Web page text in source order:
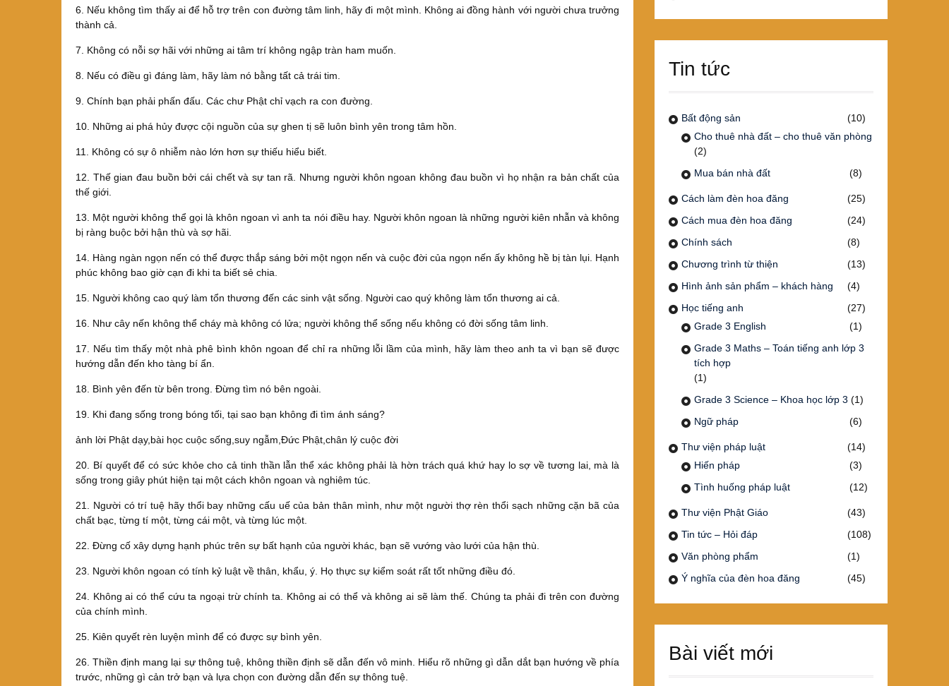
6. Nếu không tìm thấy ai để hỗ trợ trên con đường tâm linh, hãy đi một mình. Không ai đồng hành với người chưa trưởng
thành cả.
7. Không có nỗi sợ hãi với những ai tâm trí không ngập tràn ham muốn.
8. Nếu có điều gì đáng làm, hãy làm nó bằng tất cả trái tim.
9. Chính bạn phải phấn đấu. Các chư Phật chỉ vạch ra con đường.
10. Những ai phá hủy được cội nguồn của sự ghen tị sẽ luôn bình yên trong tâm hồn.
11. Không có sự ô nhiễm nào lớn hơn sự thiếu hiểu biết.
12. Thế gian đau buồn bởi cái chết và sự tan rã. Nhưng người khôn ngoan không đau buồn vì họ nhận ra bản chất của
thế giới.
13. Một người không thể gọi là khôn ngoan vì anh ta nói điều hay. Người khôn ngoan là những người kiên nhẫn và không
bị ràng buộc bởi hận thù và sợ hãi.
14. Hàng ngàn ngọn nến có thể được thắp sáng bởi một ngọn nến và cuộc đời của ngọn nến ấy không hề bị tàn lụi. Hạnh
phúc không bao giờ cạn đi khi ta biết sẻ chia.
15. Người không cao quý làm tổn thương đến các sinh vật sống. Người cao quý không làm tổn thương ai cả.
16. Như cây nến không thể cháy mà không có lửa; người không thể sống nếu không có đời sống tâm linh.
17. Nếu tìm thấy một nhà phê bình khôn ngoan để chỉ ra những lỗi lầm của mình, hãy làm theo anh ta vì bạn sẽ được
hướng dẫn đến kho tàng bí ẩn.
18. Bình yên đến từ bên trong. Đừng tìm nó bên ngoài.
19. Khi đang sống trong bóng tối, tại sao bạn không đi tìm ánh sáng?
ảnh lời Phật dạy,bài học cuộc sống,suy ngẫm,Đức Phật,chân lý cuộc đời
20. Bí quyết để có sức khỏe cho cả tinh thần lẫn thể xác không phải là hờn trách quá khứ hay lo sợ về tương lai, mà là
sống trong giây phút hiện tại một cách khôn ngoan và nghiêm túc.
21. Người có trí tuệ hãy thổi bay những cấu uế của bản thân mình, như một người thợ rèn thổi sạch những cặn bã của
chất bạc, từng tí một, từng cái một, và từng lúc một.
22. Đừng cố xây dựng hạnh phúc trên sự bất hạnh của người khác, bạn sẽ vướng vào lưới của hận thù.
23. Người khôn ngoan có tính kỷ luật về thân, khẩu, ý. Họ thực sự kiểm soát rất tốt những điều đó.
24. Không ai có thể cứu ta ngoại trừ chính ta. Không ai có thể và không ai sẽ làm thế. Chúng ta phải đi trên con đường
của chính mình.
25. Kiên quyết rèn luyện mình để có được sự bình yên.
26. Thiền định mang lại sự thông tuệ, không thiền định sẽ dẫn đến vô minh. Hiểu rõ những gì dẫn dắt bạn hướng về phía
trước, những gì cản trở bạn và lựa chọn con đường dẫn đến sự thông tuệ.
Tin tức
Bất động sản
(10)
Cho thuê nhà đất – cho thuê văn phòng
(2)
Mua bán nhà đất
(8)
Cách làm đèn hoa đăng
(25)
Cách mua đèn hoa đăng
(24)
Chính sách
(8)
Chương trình từ thiện
(13)
Hình ảnh sản phẩm – khách hàng
(4)
Học tiếng anh
(27)
Grade 3 English
(1)
Grade 3 Maths – Toán tiếng anh lớp 3
tích hợp
(1)
Grade 3 Science – Khoa học lớp 3 (1)
Ngữ pháp
(6)
Thư viện pháp luật
(14)
Hiến pháp
(3)
Tình huống pháp luật
(12)
Thư viện Phật Giáo
(43)
Tin tức – Hỏi đáp
(108)
Văn phòng phẩm
(1)
Ý nghĩa của đèn hoa đăng
(45)
Bài viết mới